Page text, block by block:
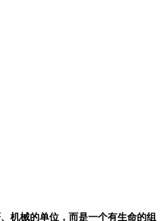
机械的单位，而是一个有生命的组